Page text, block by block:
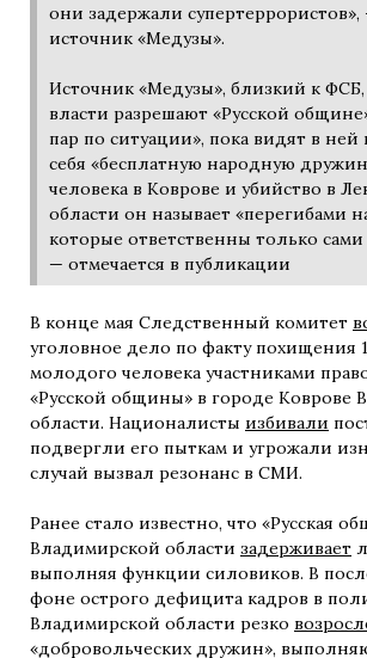
они задержали супертеррористов»,
источник «Медузы».
Источник «Медузы», близкий к ФСБ,
власти разрешают «Русской
пар по ситуации», пока видят в
себя «бесплатную народную
человека в Коврове и убийство в
области он называет «перегибами
которые ответственны только
— отмечается в публикации
В конце мая Следственный комитет
уголовное дело по факту похищения
молодого человека участниками
«Русской общины» в городе Коврове
области. Националисты избивали
подвергли его пыткам и угрожали
случай вызвал резонанс в СМИ.
Ранее стало известно, что «Русская
Владимирской области задерживает
выполняя функции силовиков. В
фоне острого дефицита кадров в
Владимирской области резко
«добровольческих дружин»,